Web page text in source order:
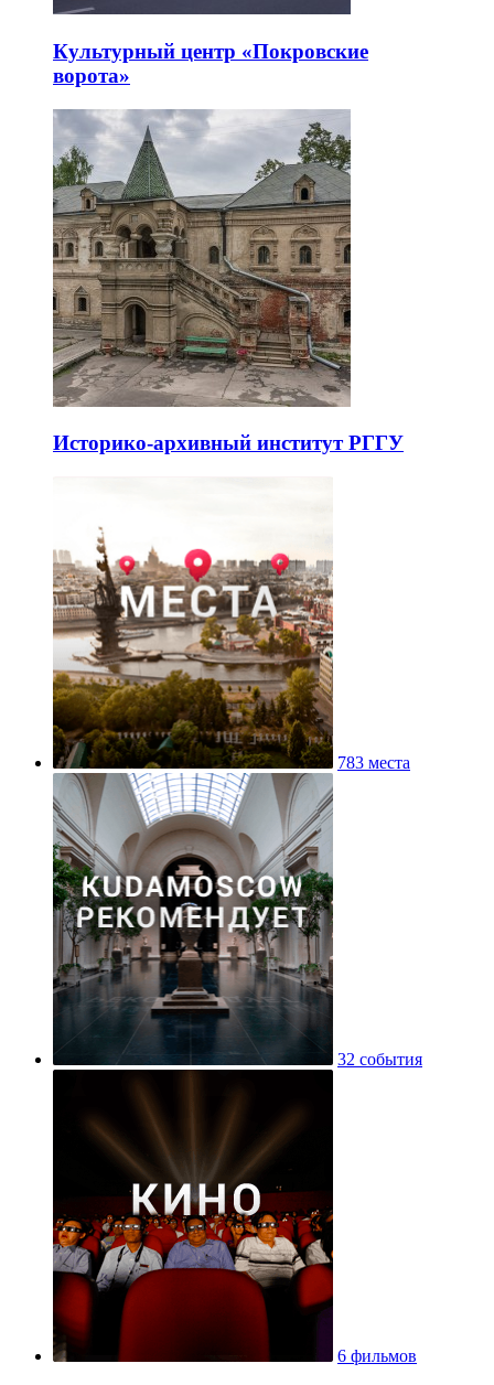
Культурный центр «Покровские
ворота»
Историко-архивный институт РГГУ
783 места
32 события
6 фильмов